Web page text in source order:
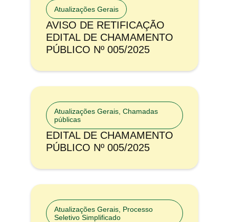
Atualizações Gerais
AVISO DE RETIFICAÇÃO
EDITAL DE CHAMAMENTO
PÚBLICO Nº 005/2025
Atualizações Gerais Chamadas
públicas
EDITAL DE CHAMAMENTO
PÚBLICO Nº 005/2025
Atualizações Gerais Processo
Seletivo Simplificado